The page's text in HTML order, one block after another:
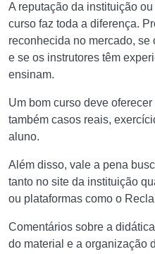
A reputação da instituição
curso faz toda a diferença.
reconhecida no mercado,
e se os instrutores têm
ensinam.
Um bom curso deve
também casos reais,
aluno.
Além disso, vale a pena
tanto no site da instituição
ou plataformas como o
Comentários sobre a
do material e a organização